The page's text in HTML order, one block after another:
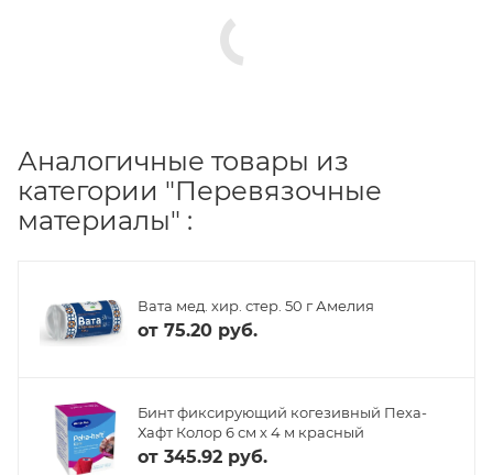
Аналогичные товары из
категории "Перевязочные
материалы" :
Вата мед. хир. стер. 50 г Амелия
от 75.20 руб.
Бинт фиксирующий когезивный Пеха-
Хафт Колор 6 см х 4 м красный
от 345.92 руб.